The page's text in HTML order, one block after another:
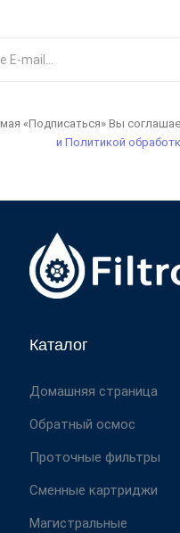
«Подписаться» Вы
и Политикой
Каталог
Домашняя страница
Обратный осмос
Проточные фильтры
Сменные картриджи
Магистральные